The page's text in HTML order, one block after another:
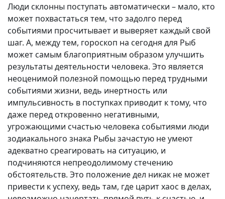
Люди склонны поступать автоматически – мало, кто
может похвастаться тем, что задолго перед
событиями просчитывает и выверяет каждый свой
шаг. А, между тем, гороскоп на сегодня для Рыб
может самым благоприятным образом улучшить
результаты деятельности человека. Это является
неоценимой полезной помощью перед трудными
событиями жизни, ведь инертность или
импульсивность в поступках приводит к тому, что
даже перед откровенно негативными,
угрожающими счастью человека событиями люди
зодиакального знака Рыбы зачастую не умеют
адекватно среагировать на ситуацию, и
подчиняются непреодолимому стечению
обстоятельств. Это положение дел никак не может
привести к успеху, ведь там, где царит хаос в делах,